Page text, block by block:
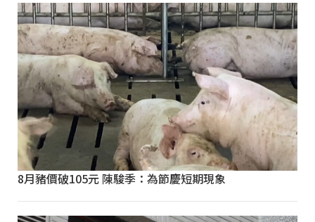
8月豬價破105元 陳駿季：為節慶短期現象